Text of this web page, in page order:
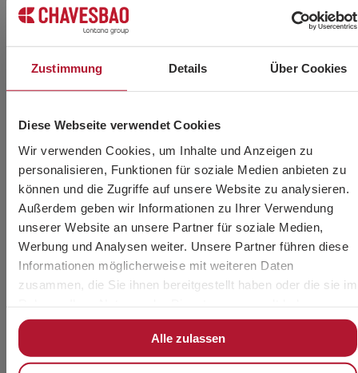
Zustimmung Details Über Cookies
Diese Webseite verwendet Cookies
Wir verwenden Cookies, um Inhalte und Anzeigen zu
personalisieren, Funktionen für soziale Medien anbieten zu
können und die Zugriffe auf unsere Website zu analysieren.
Außerdem geben wir Informationen zu Ihrer Verwendung
unserer Website an unsere Partner für soziale Medien,
Werbung und Analysen weiter. Unsere Partner führen diese
Informationen möglicherweise mit weiteren Daten
zusammen, die Sie ihnen bereitgestellt haben oder die sie im
Alle zulassen
Messingstopfen. Sie alle eignen sich unter anderem für
den Einsatz in Maschinen, Stadtmobiliar und
Sie möchten mehr
Informationen?